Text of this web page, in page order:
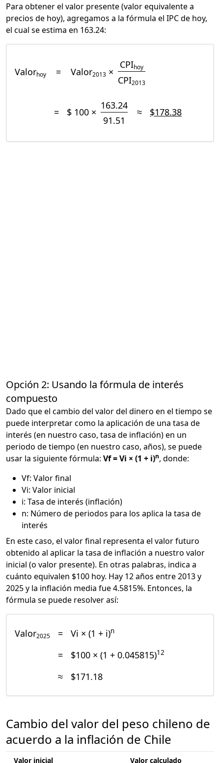
Para obtener el valor presente (valor equivalente a
precios de hoy), agregamos a la fórmula el IPC de hoy,
el cual se estima en 163.24:
Valorhoy = Valor2013 ×
CPIhoy
CPI2013
= $ 100 ×
163.24
91.51
≈ $178.38
Opción 2: Usando la fórmula de interés
compuesto
Dado que el cambio del valor del dinero en el tiempo se
puede interpretar como la aplicación de una tasa de
interés (en nuestro caso, tasa de inflación) en un
periodo de tiempo (en nuestro caso, años), se puede
usar la siguiente fórmula: Vf = Vi × (1 + i)n, donde:
Vf: Valor final
Vi: Valor inicial
i: Tasa de interés (inflación)
n: Número de periodos para los aplica la tasa de
interés
En este caso, el valor final representa el valor futuro
obtenido al aplicar la tasa de inflación a nuestro valor
inicial (o valor presente). En otras palabras, indica a
cuánto equivalen $100 hoy. Hay 12 años entre 2013 y
2025 y la inflación media fue 4.5815%. Entonces, la
fórmula se puede resolver así:
Valor2025 = Vi × (1 + i)n
= $100 × (1 + 0.045815)12
≈ $171.18
Cambio del valor del peso chileno de
acuerdo a la inflación de Chile
Valor inicial Valor calculado